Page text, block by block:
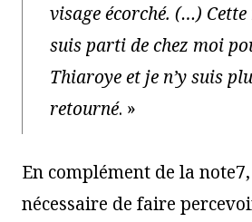
visage écorché. (…)
suis parti de chez moi
Thiaroye et je n’y suis
retourné. »
En complément de la
nécessaire de faire